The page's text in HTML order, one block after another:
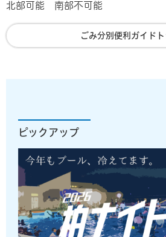
北部可能 南部不可能
ごみ分別便利ガイド
ピックアップ